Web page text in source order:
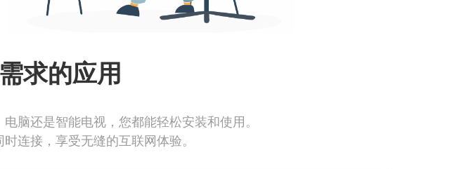
求的应用
脑还是智能电视，您都能轻松安装和使用。
连接，享受无缝的互联网体验。